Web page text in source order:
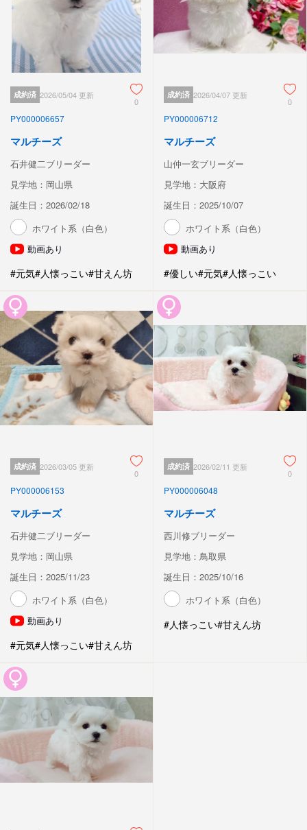
成約済 2026/05/04 更新
0
PY000006657
マルチーズ
石井健二ブリーダー
見学地：岡山県
誕生日：2026/02/18
ホワイト系（白色）
動画あり
#元気#人懐っこい#甘えん坊
成約済 2026/04/07 更新
0
PY000006712
マルチーズ
山仲一玄ブリーダー
見学地：大阪府
誕生日：2025/10/07
ホワイト系（白色）
動画あり
#優しい#元気#人懐っこい
成約済 2026/03/05 更新
0
PY000006153
マルチーズ
石井健二ブリーダー
見学地：岡山県
誕生日：2025/11/23
ホワイト系（白色）
動画あり
#元気#人懐っこい#甘えん坊
成約済 2026/02/11 更新
0
PY000006048
マルチーズ
西川修ブリーダー
見学地：鳥取県
誕生日：2025/10/16
ホワイト系（白色）
#人懐っこい#甘えん坊